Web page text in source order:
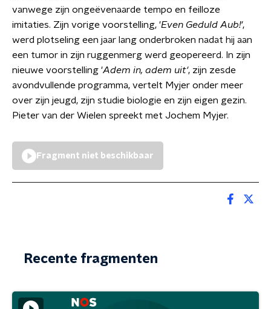
vanwege zijn ongeëvenaarde tempo en feilloze
imitaties. Zijn vorige voorstelling, 'Even Geduld Aub!',
werd plotseling een jaar lang onderbroken nadat hij aan
een tumor in zijn ruggenmerg werd geopereerd. In zijn
nieuwe voorstelling 'Adem in, adem uit', zijn zesde
avondvullende programma, vertelt Myjer onder meer
over zijn jeugd, zijn studie biologie en zijn eigen gezin.
Pieter van der Wielen spreekt met Jochem Myjer.
Fragment niet beschikbaar
Recente fragmenten